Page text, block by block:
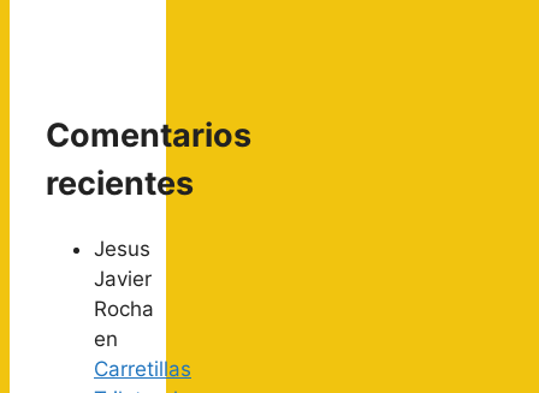
Comentarios
recientes
Jesus
Javier
Rocha
en
Carretillas